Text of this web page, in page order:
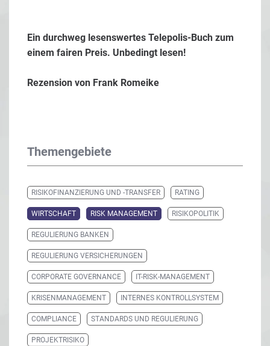
Ein durchweg lesenswertes Telepolis-Buch zum
einem fairen Preis. Unbedingt lesen!
Rezension von Frank Romeike
Themengebiete
RISIKOFINANZIERUNG UND -TRANSFER RATING
WIRTSCHAFT RISK MANAGEMENT RISIKOPOLITIK
REGULIERUNG BANKEN
REGULIERUNG VERSICHERUNGEN
CORPORATE GOVERNANCE IT-RISK-MANAGEMENT
KRISENMANAGEMENT INTERNES KONTROLLSYSTEM
COMPLIANCE STANDARDS UND REGULIERUNG
PROJEKTRISIKO